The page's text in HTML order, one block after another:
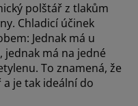
polštář z tlakům
Chladicí účinek
Jednak má u
má na jedné
To znamená, že
je tak ideální do